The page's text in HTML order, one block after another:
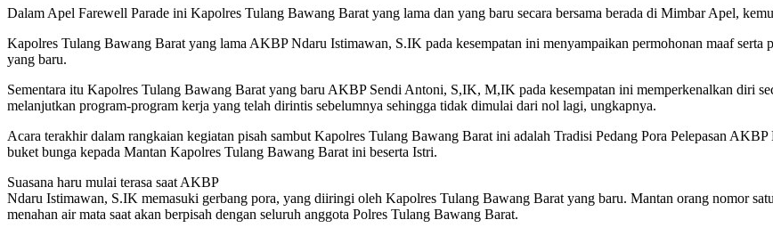
Dalam Apel Farewell Parade ini Kapolres Tulang Bawang Barat yang lama dan yang baru secara bersama berada di Mimbar Apel,
Kapolres Tulang Bawang Barat yang lama AKBP Ndaru Istimawan, S.IK pada kesempatan ini menyampaikan permohonan maaf serta
yang baru.
Sementara itu Kapolres Tulang Bawang Barat yang baru AKBP Sendi Antoni, S,IK, M,IK pada kesempatan ini memperkenalkan diri
melanjutkan program-program kerja yang telah dirintis sebelumnya sehingga tidak dimulai dari nol lagi, ungkapnya.
Acara terakhir dalam rangkaian kegiatan pisah sambut Kapolres Tulang Bawang Barat ini adalah Tradisi Pedang Pora Pelepasan
buket bunga kepada Mantan Kapolres Tulang Bawang Barat ini beserta Istri.
Suasana haru mulai terasa saat AKBP
Ndaru Istimawan, S.IK memasuki gerbang pora, yang diiringi oleh Kapolres Tulang Bawang Barat yang baru. Mantan orang nomor
menahan air mata saat akan berpisah dengan seluruh anggota Polres Tulang Bawang Barat.